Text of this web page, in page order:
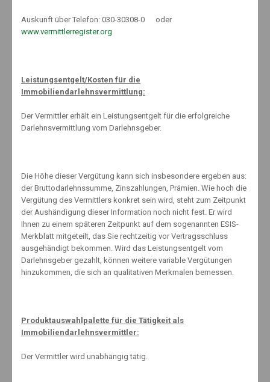
Fondsgesellschaften.
Anlageformen bieten Aktien die Möglichkeit des Vermögenserhalts.
Aktionäre und auch Anleger in Aktienfonds können vom Wachstum
Unternehmen die Anleger teilhaben. Statt auf einzelne Aktien zu
setzen, bieten aktiv gemanagte Fonds oder auch ETFs die
Häufig werden Aktieninvestments von Sparern mit dem Hinweis auf
mögliche Kursschwankungen gemieden. Gerade in der
Altersvorsorge ist aber die Angst vor hohen Verlusten unberechtigt.
Denn das Verlustrisiko bei Aktien tendiert über lange Zeiträume
historisch gegen Null. Ein Anlageberater kann dem Sparer dabei
helfen, eine für ihn geeignete Quote von Aktien und Aktienfonds auf
Basis seiner Risikobereitschaft festzulegen. Wichtig ist, dass der
Sparer das am Aktienmarkt investierte Geld länger entbehren kann,
um Kursschwankungen im Depot problemlos aussitzen zu
Auskunft über Telefon: 030-30308-0 oder
www.vermittlerregister.org
Leistungsentgelt/Kosten für die
Immobiliendarlehnsvermittlung:
Der Vermittler erhält ein Leistungsentgelt für die erfolgreiche
Darlehnsvermittlung vom Darlehnsgeber.
Die Höhe dieser Vergütung kann sich insbesondere ergeben aus:
der Bruttodarlehnssumme, Zinszahlungen, Prämien. Wie hoch die
Vergütung des Vermittlers konkret sein wird, steht zum Zeitpunkt
der Aushändigung dieser Information noch nicht fest. Er wird
Ihnen zu einem späteren Zeitpunkt auf dem sogenannten ESIS-
Merkblatt mitgeteilt, das Sie rechtzeitig vor Vertragsschluss
ausgehändigt bekommen. Wird das Leistungsentgelt vom
Darlehnsgeber gezahlt, können weitere variable Vergütungen
hinzukommen, die sich an qualitativen Merkmalen bemessen.
Produktauswahlpalette für die Tätigkeit als
Immobiliendarlehnsvermittler:
Der Vermittler wird unabhängig tätig.